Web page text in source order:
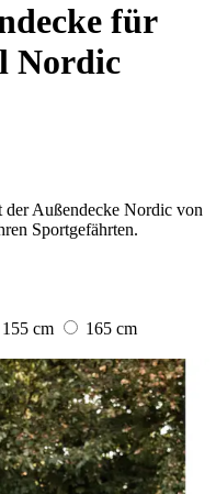
für
Nordic
der Außendecke Nordic von
Sportgefährten.
155 cm
165 cm